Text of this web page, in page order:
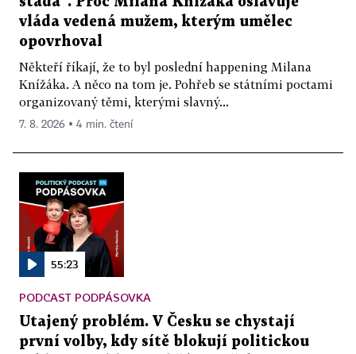
vláda vedená mužem, kterým umělec
opovrhoval
Někteří říkají, že to byl poslední happening Milana
Knížáka. A něco na tom je. Pohřeb se státními poctami
organizovaný těmi, kterými slavný...
7. 8. 2026 ▪ 4 min. čtení
55:23
PODCAST PODPÁSOVKA
Utajený problém. V Česku se chystají
první volby, kdy sítě blokují politickou